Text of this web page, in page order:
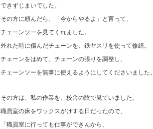
できずじまいでした。
その方に頼んだら、「今からやるよ」と言って、
チェーンソーを見てくれました。
外れた時に傷んだチェーンを、鉄ヤスリを使って修繕。
チェーンをはめて、チェーンの張りを調整し、
チェーンソーを無事に使えるようにしてくださいました。
その方は、私の作業を、校舎の陰で見ていました。
職員室の床をワックスがけする日だったので、
「職員室に行っても仕事ができんから、